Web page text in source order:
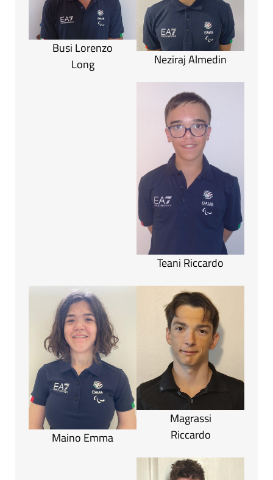
Busi Lorenzo
Long
Neziraj Almedin
Teani Riccardo
Maino Emma
Magrassi
Riccardo